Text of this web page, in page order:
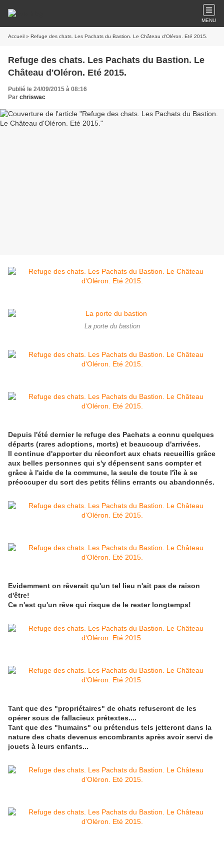
MENU
Accueil » Refuge des chats. Les Pachats du Bastion. Le Château d'Oléron. Eté 2015.
Refuge des chats. Les Pachats du Bastion. Le
Château d'Oléron. Eté 2015.
Publié le 24/09/2015 à 08:16
Par chriswac
La porte du bastion
Depuis l'été dernier le refuge des Pachats a connu quelques
départs (rares adoptions, morts) et beaucoup d'arrivées.
Il continue d'apporter du réconfort aux chats recueillis grâce
aux belles personnes qui s'y dépensent sans compter et
grâce à l'aide de la commune, la seule de toute l'île à se
préoccuper du sort des petits félins errants ou abandonnés.
Evidemment on rêverait qu'un tel lieu n'ait pas de raison
d'être!
Ce n'est qu'un rêve qui risque de le rester longtemps!
Tant que des "propriétaires" de chats refuseront de les
opérer sous de fallacieux prétextes....
Tant que des "humains" ou prétendus tels jetteront dans la
nature des chats devenus encombrants après avoir servi de
jouets à leurs enfants...